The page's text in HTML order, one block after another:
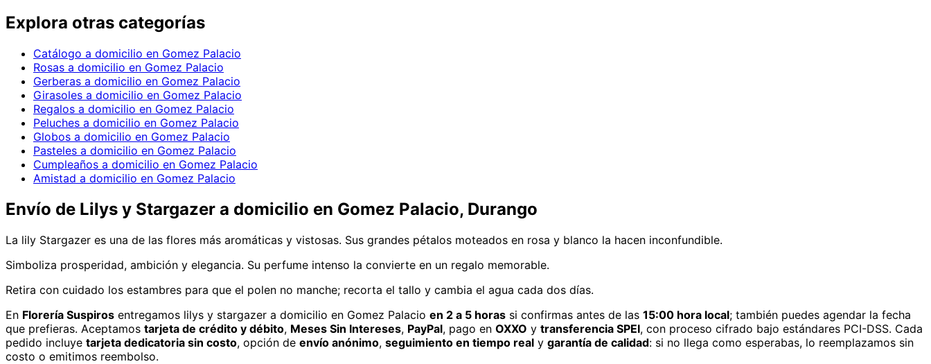
Explora otras categorías
Catálogo a domicilio en Gomez Palacio
Rosas a domicilio en Gomez Palacio
Gerberas a domicilio en Gomez Palacio
Girasoles a domicilio en Gomez Palacio
Regalos a domicilio en Gomez Palacio
Peluches a domicilio en Gomez Palacio
Globos a domicilio en Gomez Palacio
Pasteles a domicilio en Gomez Palacio
Cumpleaños a domicilio en Gomez Palacio
Amistad a domicilio en Gomez Palacio
Envío de Lilys y Stargazer a domicilio en Gomez Palacio, Durango
La lily Stargazer es una de las flores más aromáticas y vistosas. Sus grandes pétalos moteados en rosa y blanco la hacen inconfundible.
Simboliza prosperidad, ambición y elegancia. Su perfume intenso la convierte en un regalo memorable.
Retira con cuidado los estambres para que el polen no manche; recorta el tallo y cambia el agua cada dos días.
En Florería Suspiros entregamos lilys y stargazer a domicilio en Gomez Palacio en 2 a 5 horas si confirmas antes de las 15:00 hora local; también puedes agendar la fecha
que prefieras. Aceptamos tarjeta de crédito y débito, Meses Sin Intereses, PayPal, pago en OXXO y transferencia SPEI, con proceso cifrado bajo estándares PCI-DSS. Cada
pedido incluye tarjeta dedicatoria sin costo, opción de envío anónimo, seguimiento en tiempo real y garantía de calidad: si no llega como esperabas, lo reemplazamos sin
costo o emitimos reembolso.